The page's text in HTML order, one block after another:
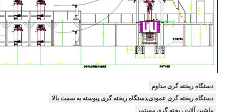
دستگاه ریخته گری مداوم
دستگاه ریخته گری عمودی,دستگاه ریخته گری پیوسته به سمت بالا